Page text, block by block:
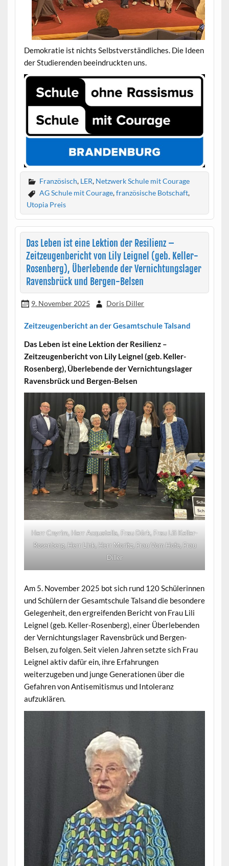
Demokratie ist nichts Selbstverständliches. Die Ideen
der Studierenden beeindruckten uns.
Französisch, LER, Netzwerk Schule mit Courage
AG Schule mit Courage,französische Botschaft,
Utopia Preis
Das Leben ist eine Lektion der Resilienz –
Zeitzeugenbericht von Lily Leignel (geb. Keller-
Rosenberg), Überlebende der Vernichtungslager
Ravensbrück und Bergen-Belsen
9. November 2025 Doris Diller
Zeitzeugenbericht an der Gesamtschule Talsand
Das Leben ist eine Lektion der Resilienz –
Zeitzeugenbericht von Lily Leignel (geb. Keller-
Rosenberg), Überlebende der Vernichtungslager
Ravensbrück und Bergen-Belsen
Herr Cnyrim, Herr Acquatella, Frau Dörk, Frau Lili Keller-
Rosenberg, Herr Link, Herr Moritz, Frau Vom Hofe, Frau
Diller
Am 5. November 2025 bot sich rund 120 Schülerinnen
und Schülern der Gesamtschule Talsand die besondere
Gelegenheit, den ergreifenden Bericht von Frau Lili
Leignel (geb. Keller-Rosenberg), einer Überlebenden
der Vernichtungslager Ravensbrück und Bergen-
Belsen, zu folgen. Seit vielen Jahren setzte sich Frau
Leignel aktiv dafür ein, ihre Erfahrungen
weiterzugeben und junge Generationen über die
Gefahren von Antisemitismus und Intoleranz
aufzuklären.